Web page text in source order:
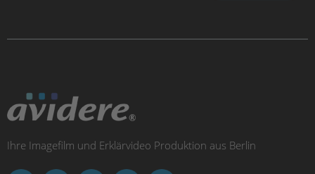
Ihre Imagefilm und Erklärvideo Produktion aus Berlin